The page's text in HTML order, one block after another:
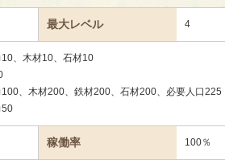
最大レベル 4
、木材10、石材10
、木材200、鉄材200、石材200、必要人口225
稼働率 100％